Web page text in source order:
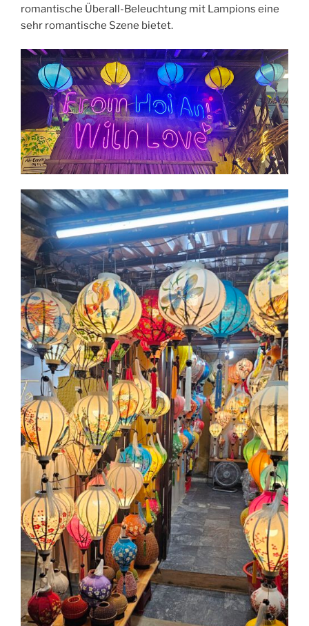
romantische Überall-Beleuchtung mit Lampions eine
sehr romantische Szene bietet.